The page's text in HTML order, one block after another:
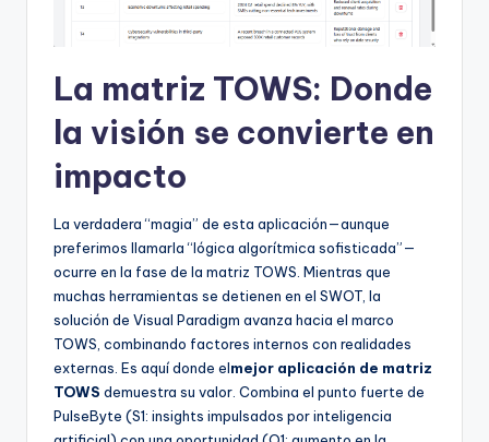
La matriz TOWS: Donde
la visión se convierte en
impacto
La verdadera “magia” de esta aplicación—aunque
preferimos llamarla “lógica algorítmica sofisticada”—
ocurre en la fase de la matriz TOWS. Mientras que
muchas herramientas se detienen en el SWOT, la
solución de Visual Paradigm avanza hacia el marco
TOWS, combinando factores internos con realidades
externas. Es aquí donde elmejor aplicación de matriz
TOWS demuestra su valor. Combina el punto fuerte de
PulseByte (S1: insights impulsados por inteligencia